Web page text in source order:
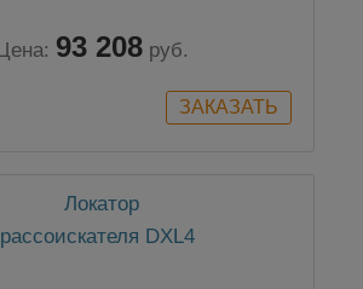
Цена: 93 208 руб.